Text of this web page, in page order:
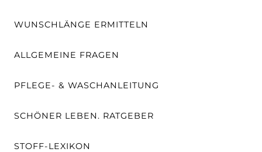
WUNSCHLÄNGE ERMITTELN
ALLGEMEINE FRAGEN
PFLEGE- & WASCHANLEITUNG
SCHÖNER LEBEN. RATGEBER
STOFF-LEXIKON